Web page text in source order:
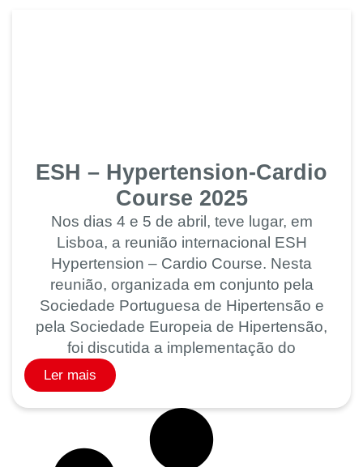
ESH – Hypertension-Cardio
Course 2025
Nos dias 4 e 5 de abril, teve lugar, em
Lisboa, a reunião internacional ESH
Hypertension – Cardio Course. Nesta
reunião, organizada em conjunto pela
Sociedade Portuguesa de Hipertensão e
pela Sociedade Europeia de Hipertensão,
foi discutida a implementação do
Ler mais